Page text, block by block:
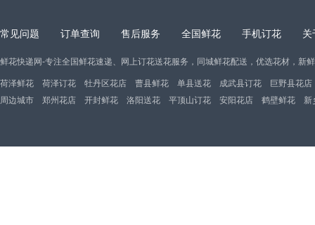
常见问题 订单查询 售后服务 全国鲜花 手机订花 关
鲜花快递网-专注全国鲜花速递、网上订花送花服务，同城鲜花配送，优选花材，新
荷泽鲜花 荷泽订花 牡丹区花店 曹县鲜花 单县送花 成武县订花
巨野县花店
周边城市
郑州花店 开封鲜花 洛阳送花 平顶山订花 安阳花店 鹤壁鲜花 新